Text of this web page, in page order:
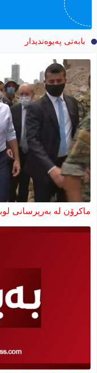
بابەتی پەیوەندیدار
ماکرۆن لە بەرپرسانی